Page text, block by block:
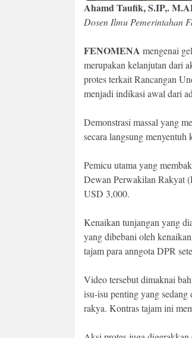
Ahamd Taufik, S.IP,.
Dosen Ilmu Pemerintahan
FENOMENA mengenai
merupakan kelanjutan dari
protes terkait Rancangan
menjadi indikasi awal dari
Demonstrasi massal yang
secara langsung
Pemicu utama yang
Dewan Perwakilan Rakyat
USD 3,000.
Kenaikan tunjangan yang
yang dibebani oleh
tajam para anngota DPR
Video tersebut dimaknai
isu-isu penting yang
rakya. Kontras tajam ini